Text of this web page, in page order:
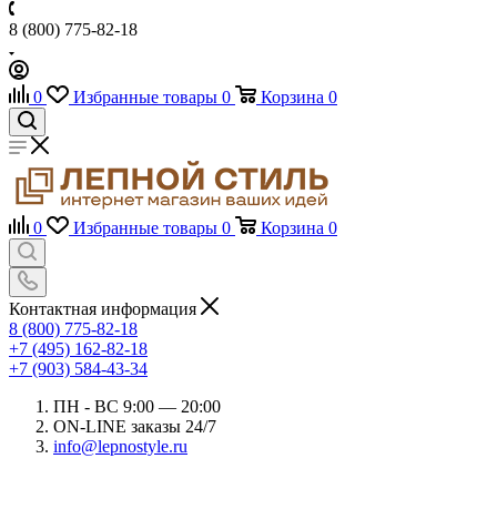
8 (800) 775-82-18
0 Избранные товары 0 Корзина 0
0 Избранные товары 0 Корзина 0
Контактная информация
8 (800) 775-82-18
+7 (495) 162-82-18
+7 (903) 584-43-34
ПН - ВС 9:00 — 20:00
ON-LINE заказы 24/7
info@lepnostyle.ru